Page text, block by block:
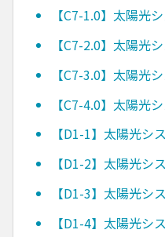
【C7-1.0】太陽光
【C7-2.0】太陽光
【C7-3.0】太陽光
【C7-4.0】太陽光
【D1-1】太陽光シ
【D1-2】太陽光シ
【D1-3】太陽光シ
【D1-4】太陽光シ